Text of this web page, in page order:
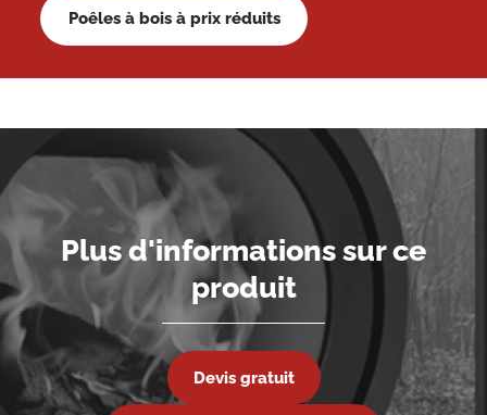
Poêles à bois à prix réduits
Plus d'informations sur ce
produit
Devis gratuit